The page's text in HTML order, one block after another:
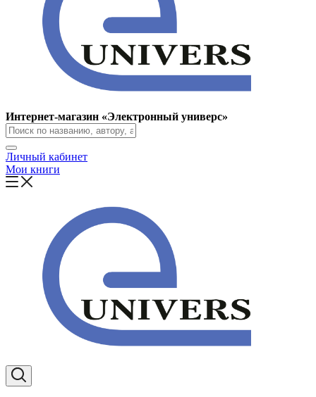
Интернет-магазин «Электронный универс»
Личный кабинет
Мои книги